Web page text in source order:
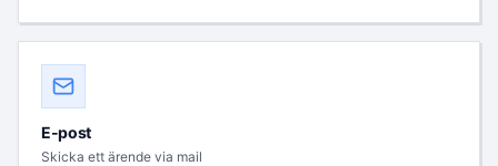
E-post
Skicka ett ärende via mail